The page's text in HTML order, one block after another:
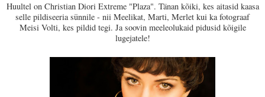
Huultel on Christian Diori Extreme "Plaza". Tänan kõiki, kes aitasid kaasa
selle pildiseeria sünnile - nii Meelikat, Marti, Merlet kui ka fotograaf
Meisi Volti, kes pildid tegi. Ja soovin meeleolukaid pidusid kõigile
lugejatele!